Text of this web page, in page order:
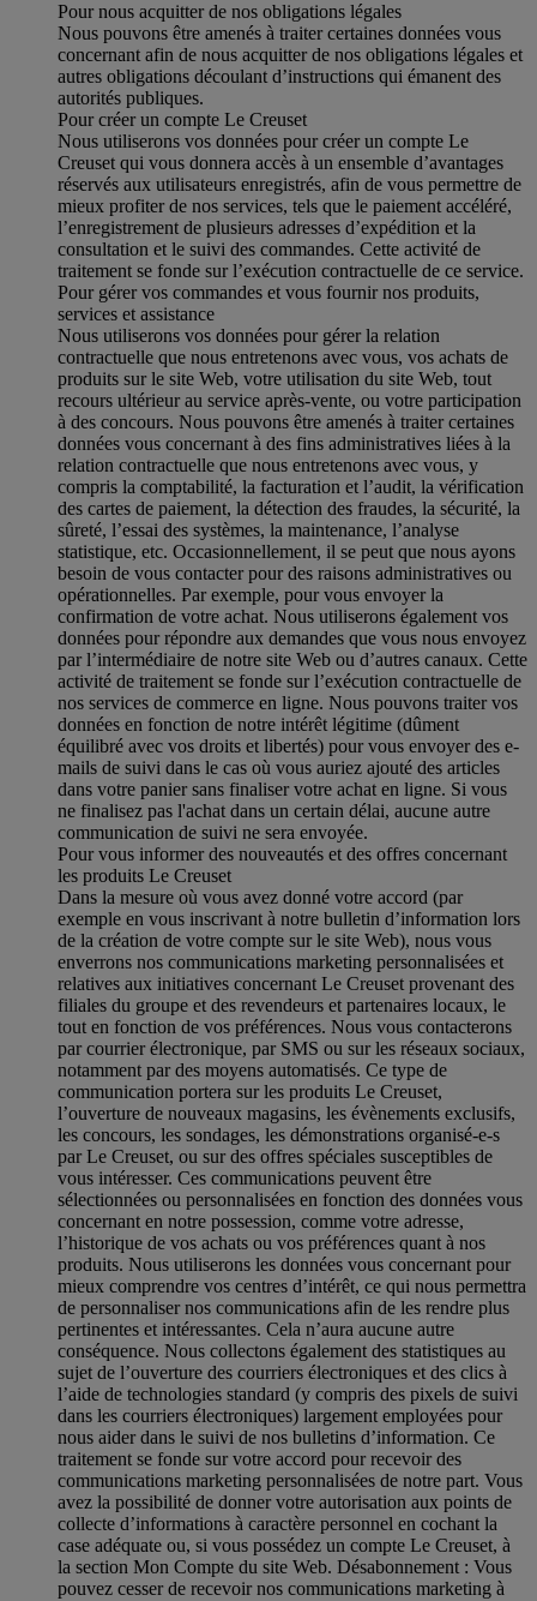
Pour nous acquitter de nos obligations légales
Nous pouvons être amenés à traiter certaines données vous
concernant afin de nous acquitter de nos obligations légales et
autres obligations découlant d’instructions qui émanent des
autorités publiques.
Pour créer un compte Le Creuset
Nous utiliserons vos données pour créer un compte Le
Creuset qui vous donnera accès à un ensemble d’avantages
réservés aux utilisateurs enregistrés, afin de vous permettre de
mieux profiter de nos services, tels que le paiement accéléré,
l’enregistrement de plusieurs adresses d’expédition et la
consultation et le suivi des commandes. Cette activité de
traitement se fonde sur l’exécution contractuelle de ce service.
Pour gérer vos commandes et vous fournir nos produits,
services et assistance
Nous utiliserons vos données pour gérer la relation
contractuelle que nous entretenons avec vous, vos achats de
produits sur le site Web, votre utilisation du site Web, tout
recours ultérieur au service après-vente, ou votre participation
à des concours. Nous pouvons être amenés à traiter certaines
données vous concernant à des fins administratives liées à la
relation contractuelle que nous entretenons avec vous, y
compris la comptabilité, la facturation et l’audit, la vérification
des cartes de paiement, la détection des fraudes, la sécurité, la
sûreté, l’essai des systèmes, la maintenance, l’analyse
statistique, etc. Occasionnellement, il se peut que nous ayons
besoin de vous contacter pour des raisons administratives ou
opérationnelles. Par exemple, pour vous envoyer la
confirmation de votre achat. Nous utiliserons également vos
données pour répondre aux demandes que vous nous envoyez
par l’intermédiaire de notre site Web ou d’autres canaux. Cette
activité de traitement se fonde sur l’exécution contractuelle de
nos services de commerce en ligne. Nous pouvons traiter vos
données en fonction de notre intérêt légitime (dûment
équilibré avec vos droits et libertés) pour vous envoyer des e-
mails de suivi dans le cas où vous auriez ajouté des articles
dans votre panier sans finaliser votre achat en ligne. Si vous
ne finalisez pas l'achat dans un certain délai, aucune autre
communication de suivi ne sera envoyée.
Pour vous informer des nouveautés et des offres concernant
les produits Le Creuset
Dans la mesure où vous avez donné votre accord (par
exemple en vous inscrivant à notre bulletin d’information lors
de la création de votre compte sur le site Web), nous vous
enverrons nos communications marketing personnalisées et
relatives aux initiatives concernant Le Creuset provenant des
filiales du groupe et des revendeurs et partenaires locaux, le
tout en fonction de vos préférences. Nous vous contacterons
par courrier électronique, par SMS ou sur les réseaux sociaux,
notamment par des moyens automatisés. Ce type de
communication portera sur les produits Le Creuset,
l’ouverture de nouveaux magasins, les évènements exclusifs,
les concours, les sondages, les démonstrations organisé-e-s
par Le Creuset, ou sur des offres spéciales susceptibles de
vous intéresser. Ces communications peuvent être
sélectionnées ou personnalisées en fonction des données vous
concernant en notre possession, comme votre adresse,
l’historique de vos achats ou vos préférences quant à nos
produits. Nous utiliserons les données vous concernant pour
mieux comprendre vos centres d’intérêt, ce qui nous permettra
de personnaliser nos communications afin de les rendre plus
pertinentes et intéressantes. Cela n’aura aucune autre
conséquence. Nous collectons également des statistiques au
sujet de l’ouverture des courriers électroniques et des clics à
l’aide de technologies standard (y compris des pixels de suivi
dans les courriers électroniques) largement employées pour
nous aider dans le suivi de nos bulletins d’information. Ce
traitement se fonde sur votre accord pour recevoir des
communications marketing personnalisées de notre part. Vous
avez la possibilité de donner votre autorisation aux points de
collecte d’informations à caractère personnel en cochant la
case adéquate ou, si vous possédez un compte Le Creuset, à
la section Mon Compte du site Web. Désabonnement : Vous
pouvez cesser de recevoir nos communications marketing à